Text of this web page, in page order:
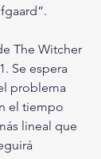
The Witcher
Se espera
problema
el tiempo
lineal que